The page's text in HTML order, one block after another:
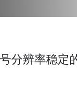
分辨率稳定